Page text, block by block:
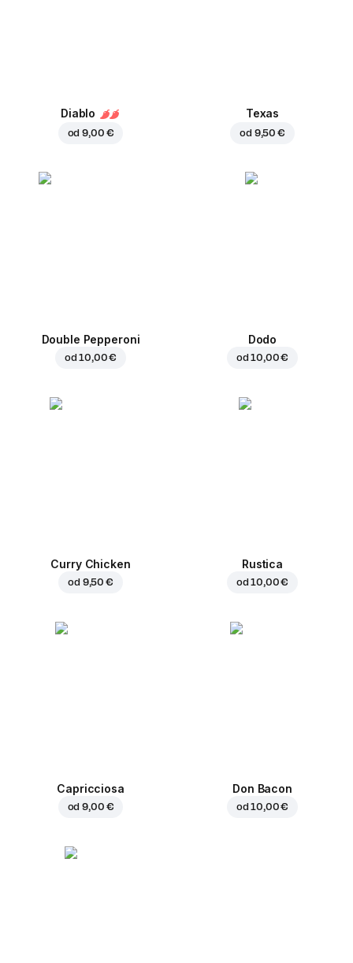
Diablo
od9,00 €
Texas
od 9,50 €
Double Pepperoni
od10,00 €
Dodo
od10,00 €
Curry Chicken
od 9,50 €
Rustica
od10,00 €
Capricciosa
od9,00 €
Don Bacon
od10,00 €